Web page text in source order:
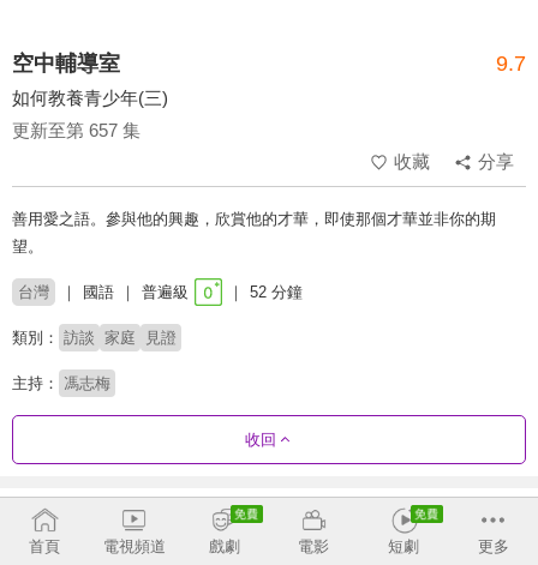
空中輔導室 9.7
如何教養青少年(三)
更新至第 657 集
收藏
分享
善用愛之語。參與他的興趣，欣賞他的才華，即使那個才華並非你的期
望。
台灣 國語 普遍級 52 分鐘
類別： 訪談 家庭 見證
主持： 馮志梅
收回
劇集列表 反序 收合
632 - 657 587 - 631 542 - 586 497 - 541
首頁 電視頻道 戲劇 電影 短劇 更多